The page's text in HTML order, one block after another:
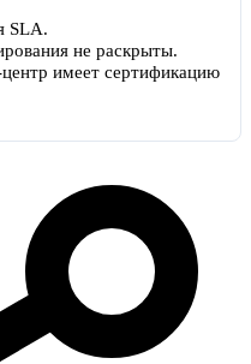
SLA.
не раскрыты.
имеет сертификацию